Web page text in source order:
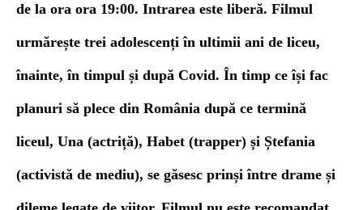
de la ora ora 19:00. Intrarea este liberă. Filmul
urmărește trei adolescenți în ultimii ani de liceu,
înainte, în timpul și după Covid. În timp ce își fac
planuri să plece din România după ce termină
liceul, Una (actriță), Habet (trapper) și Ștefania
(activistă de mediu), se găsesc prinși între drame și